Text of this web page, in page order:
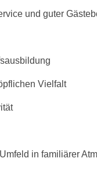
und guter
Vielfalt
in familiärer